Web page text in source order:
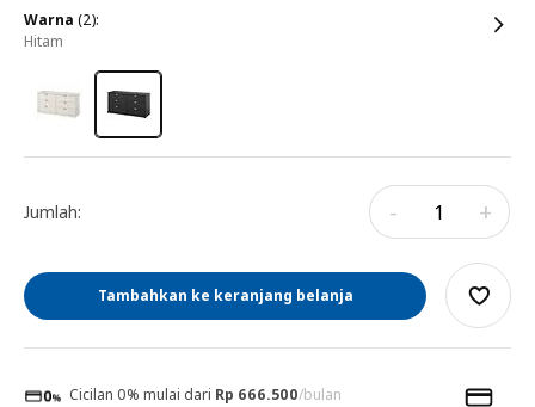
warna (2):
hitam
Jumlah: - +
Tambahkan ke keranjang belanja
Cicilan 0% mulai dari Rp 666.500/bulan